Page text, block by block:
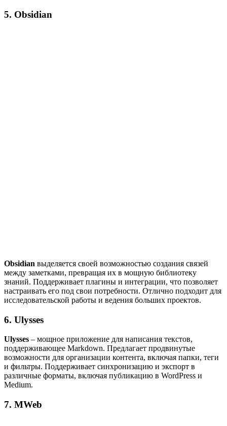
5. Obsidian
Obsidian выделяется своей возможностью создания связей
между заметками, превращая их в мощную библиотеку
знаний. Поддерживает плагины и интеграции, что позволяет
настраивать его под свои потребности. Отлично подходит для
исследовательской работы и ведения больших проектов.
6. Ulysses
Ulysses – мощное приложение для написания текстов,
поддерживающее Markdown. Предлагает продвинутые
возможности для организации контента, включая папки, теги
и фильтры. Поддерживает синхронизацию и экспорт в
различные форматы, включая публикацию в WordPress и
Medium.
7. MWeb